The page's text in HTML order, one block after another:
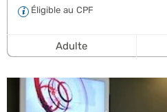
Éligible au CPF
Adulte